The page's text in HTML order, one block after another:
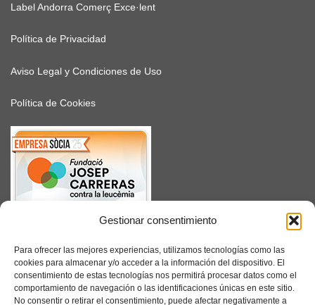
Gestionar consentimiento
Para ofrecer las mejores experiencias, utilizamos tecnologías como las
cookies para almacenar y/o acceder a la información del dispositivo. El
consentimiento de estas tecnologías nos permitirá procesar datos como el
comportamiento de navegación o las identificaciones únicas en este sitio.
No consentir o retirar el consentimiento, puede afectar negativamente a
Label Andorra Comerç Exce·lent
Política de Privacidad
Aviso Legal y Condiciones de Uso
Política de Cookies
SUSCRÍBETE